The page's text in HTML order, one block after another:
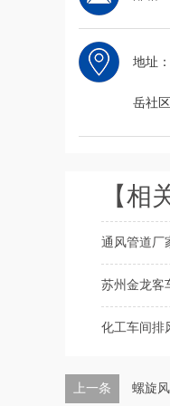
地址
岳社
【相
通风管道厂
苏州金龙客
化工车间排
上一条 螺旋